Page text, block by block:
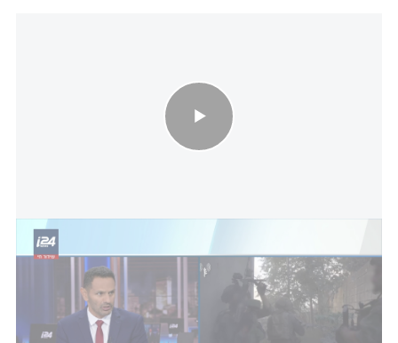
גורם צבאי אישר ליוסי יהושוע: “צה״ל יישאר באזור רכס הבופור״ | פרטי
רצועת הביטחון וחופש פעולה לצה"ל